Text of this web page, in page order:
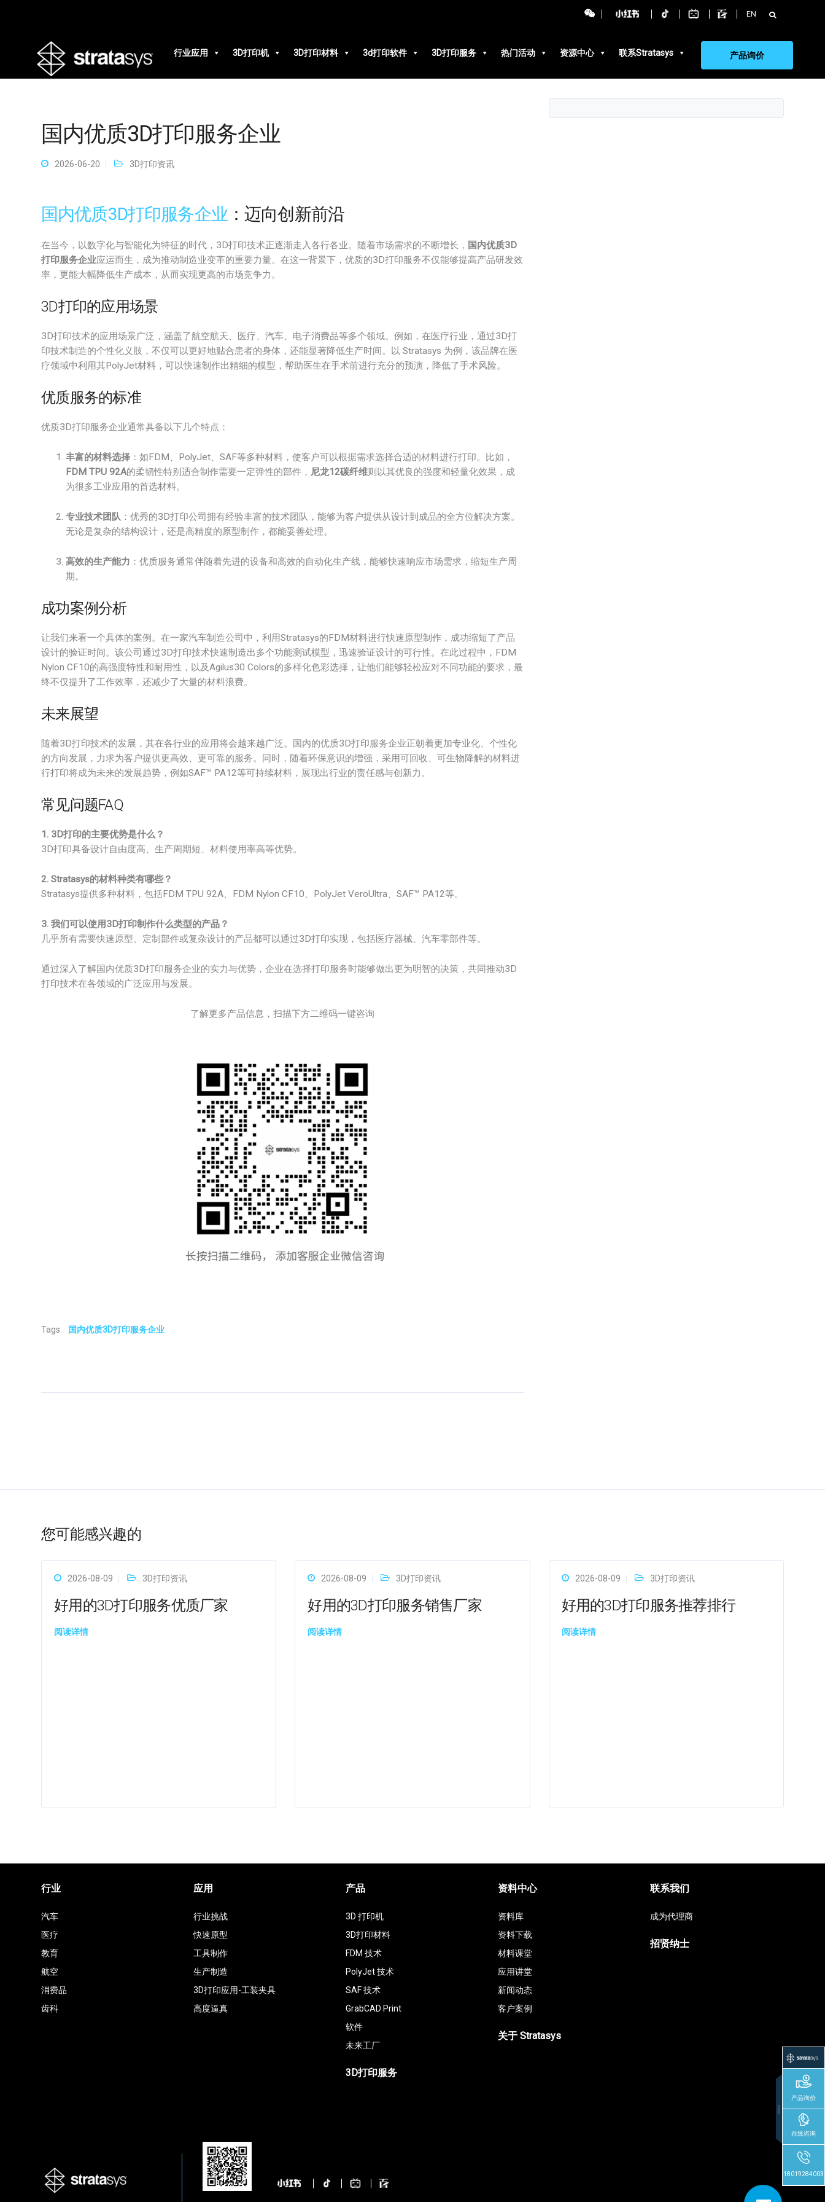
EN 搜
索：
行业应用
3D打印机 3D打印材料 3d打印软件 3D打印服务 热门活动 资源中心 联系Stratasys 产品询价
国内优质3D打印服务企业
2026-06-20 3D打印资讯
国内优质3D打印服务企业：迈向创新前沿
在当今，以数字化与智能化为特征的时代，3D打印技术正逐渐走入各行各业。随着市场需求的不断增长， 国内优质3D
打印服务企业应运而生，成为推动制造业变革的重要力量。在这一背景下，优质的3D打印服务不仅能够提高产品研发效
率，更能大幅降低生产成本，从而实现更高的市场竞争力。
3D打印的应用场景
3D打印技术的应用场景广泛，涵盖了航空航天、医疗、汽车、电子消费品等多个领域。例如，在医疗行业，通过3D打
印技术制造的个性化义肢，不仅可以更好地贴合患者的身体，还能显著降低生产时间。以 Stratasys 为例，该品牌在医
疗领域中利用其PolyJet材料，可以快速制作出精细的模型，帮助医生在手术前进行充分的预演，降低了手术风险。
优质服务的标准
优质3D打印服务企业通常具备以下几个特点：
丰富的材料选择 ：如FDM、PolyJet、SAF等多种材料，使客户可以根据需求选择合适的材料进行打印。比如，
FDM TPU 92A的柔韧性特别适合制作需要一定弹性的部件， 尼龙12碳纤维则以其优良的强度和轻量化效果，成
为很多工业应用的首选材料。
专业技术团队 ：优秀的3D打印公司拥有经验丰富的技术团队，能够为客户提供从设计到成品的全方位解决方案。
无论是复杂的结构设计，还是高精度的原型制作，都能妥善处理。
高效的生产能力 ：优质服务通常伴随着先进的设备和高效的自动化生产线，能够快速响应市场需求，缩短生产周
期。
成功案例分析
让我们来看一个具体的案例。在一家汽车制造公司中，利用Stratasys的FDM材料进行快速原型制作，成功缩短了产品
设计的验证时间。该公司通过3D打印技术快速制造出多个功能测试模型，迅速验证设计的可行性。在此过程中，FDM
Nylon CF10的高强度特性和耐用性，以及Agilus30 Colors的多样化色彩选择，让他们能够轻松应对不同功能的要求，最
终不仅提升了工作效率，还减少了大量的材料浪费。
未来展望
随着3D打印技术的发展，其在各行业的应用将会越来越广泛。国内的优质3D打印服务企业正朝着更加专业化、个性化
的方向发展，力求为客户提供更高效、更可靠的服务。同时，随着环保意识的增强，采用可回收、可生物降解的材料进
行打印将成为未来的发展趋势，例如SAF™ PA12等可持续材料，展现出行业的责任感与创新力。
常见问题FAQ
1. 3D打印的主要优势是什么？
3D打印具备设计自由度高、生产周期短、材料使用率高等优势。
2. Stratasys的材料种类有哪些？
Stratasys提供多种材料，包括FDM TPU 92A、FDM Nylon CF10、PolyJet VeroUltra、SAF™ PA12等。
3. 我们可以使用3D打印制作什么类型的产品？
几乎所有需要快速原型、定制部件或复杂设计的产品都可以通过3D打印实现，包括医疗器械、汽车零部件等。
通过深入了解国内优质3D打印服务企业的实力与优势，企业在选择打印服务时能够做出更为明智的决策，共同推动3D
打印技术在各领域的广泛应用与发展。
了解更多产品信息，扫描下方二维码一键咨询
Tags: 国内优质3D打印服务企业
您可能感兴趣的
2026-08-09 3D打印资讯
好用的3D打印服务优质厂家
阅读详情
2026-08-09 3D打印资讯
好用的3D打印服务销售厂家
阅读详情
2026-08-09 3D打印资讯
好用的3D打印服务推荐排行
阅读详情
行业
汽车
医疗
教育
航空
消费品
齿科
应用
行业挑战
快速原型
工具制作
生产制造
3D打印应用-工装夹具
高度逼真
产品
3D 打印机
3D打印材料
FDM 技术
PolyJet 技术
SAF 技术
GrabCAD Print
软件
未来工厂
3D打印服务
资料中心
资料库
资料下载
材料课堂
应用讲堂
新闻动态
客户案例
关于 Stratasys
联系我们
成为代理商
招贤纳士
产品询价
在线咨询
18019284003